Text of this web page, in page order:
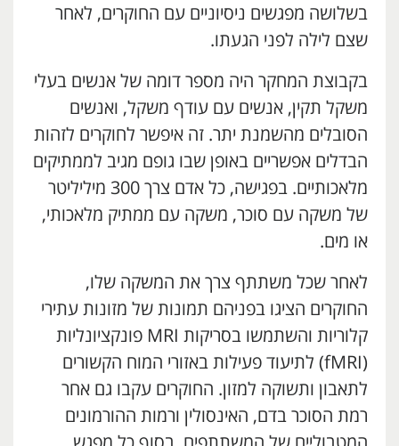
בשלושה מפגשים ניסיוניים עם החוקרים, לאחר
שצם לילה לפני הגעתו.
בקבוצת המחקר היה מספר דומה של אנשים בעלי
משקל תקין, אנשים עם עודף משקל, ואנשים
הסובלים מהשמנת יתר. זה איפשר לחוקרים לזהות
הבדלים אפשריים באופן שבו גופם מגיב לממתיקים
מלאכותיים. בפגישה, כל אדם צרך 300 מיליליטר
של משקה עם סוכר, משקה עם ממתיק מלאכותי,
או מים.
לאחר שכל משתתף צרך את המשקה שלו,
החוקרים הציגו בפניהם תמונות של מזונות עתירי
קלוריות והשתמשו בסריקות MRI פונקציונליות
(fMRI) לתיעוד פעילות באזורי המוח הקשורים
לתאבון ותשוקה למזון. החוקרים עקבו גם אחר
רמת הסוכר בדם, האינסולין ורמות ההורמונים